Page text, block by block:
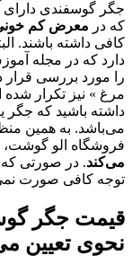
جگر گوسفندی دارای
که در معرض کم
کافی داشته
دارد که در مجله
را مورد بررسی قرار
مرغ » نیز تکرار
داشته باشید که
می‌باشد. به همین
فروشگاه الو گوشت،
می‌کند. در صورتی
توجه کافی صورت
قیمت جگر
نحوی تعیین